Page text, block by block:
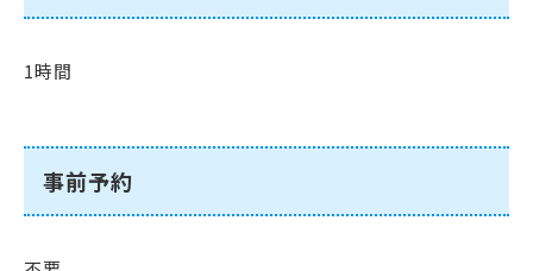
1時間
事前予約